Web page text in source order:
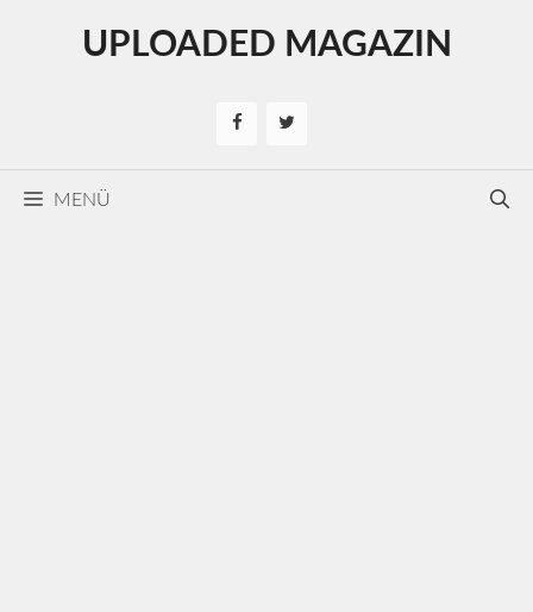
UPLOADED MAGAZIN
MENÜ